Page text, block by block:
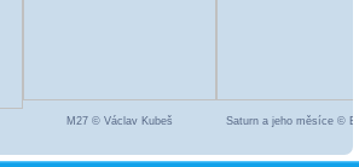
M27 © Václav Kubeš Saturn a jeho měsíce ©